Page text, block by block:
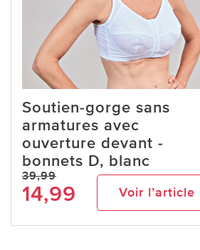
Soutien-gorge sans
armatures avec
ouverture devant -
bonnets D, blanc
39,99
14,99 Voir l’article